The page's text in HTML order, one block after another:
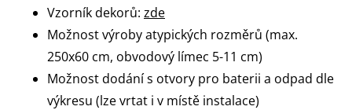
Vzorník dekorů: zde
Možnost výroby atypických rozměrů (max.
250x60 cm, obvodový límec 5-11 cm)
Možnost dodání s otvory pro baterii a odpad dle
výkresu (lze vrtat i v místě instalace)